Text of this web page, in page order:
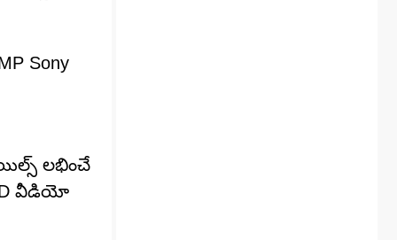
Sony
లభించే
వీడియో